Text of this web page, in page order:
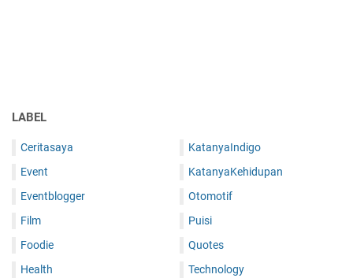
LABEL
Ceritasaya
Event
Eventblogger
Film
Foodie
Health
KatanyaIndigo
KatanyaKehidupan
Otomotif
Puisi
Quotes
Technology